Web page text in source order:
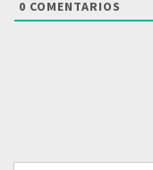
0 COMENTARIOS